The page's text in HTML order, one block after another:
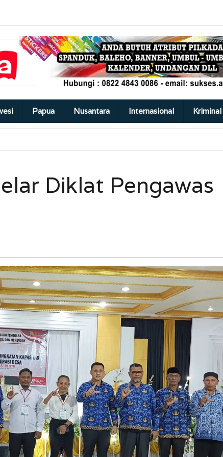
Papua Nusantara Internasional Kriminal
Diklat Pengawas